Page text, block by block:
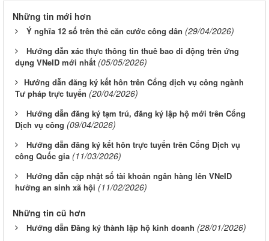
Những tin mới hơn
Ý nghĩa 12 số trên thẻ căn cước công dân (29/04/2026)
Hướng dẫn xác thực thông tin thuê bao di động trên ứng
dụng VNeID mới nhất (05/05/2026)
​​​​​​​Hướng dẫn đăng ký kết hôn trên Cổng dịch vụ công ngành
Tư pháp trực tuyến (20/04/2026)
Hướng dẫn đăng ký tạm trú, đăng ký lập hộ mới trên Cổng
Dịch vụ công (09/04/2026)
Hướng dẫn đăng ký kết hôn trực tuyến trên Cổng Dịch vụ
công Quốc gia (11/03/2026)
Hướng dẫn cập nhật số tài khoản ngân hàng lên VNeID
hưởng an sinh xã hội (11/02/2026)
Những tin cũ hơn
Hướng dẫn Đăng ký thành lập hộ kinh doanh (28/01/2026)